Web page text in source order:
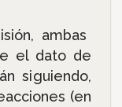
ambas
el dato de
siguiendo,
(en